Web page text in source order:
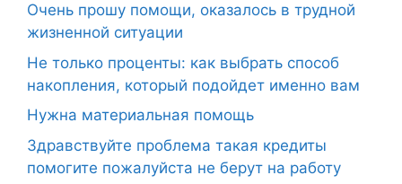
Очень прошу помощи, оказалось в трудной
жизненной ситуации
Не только проценты: как выбрать способ
накопления, который подойдет именно вам
Нужна материальная помощь
Здравствуйте проблема такая кредиты
помогите пожалуйста не берут на работу